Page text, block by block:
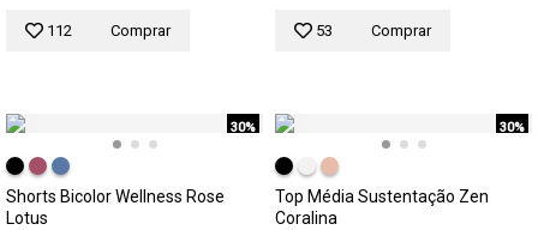
112 Comprar 53 Comprar
30%
Shorts Bicolor Wellness Rose
Lotus
30%
Top Média Sustentação Zen
Coralina